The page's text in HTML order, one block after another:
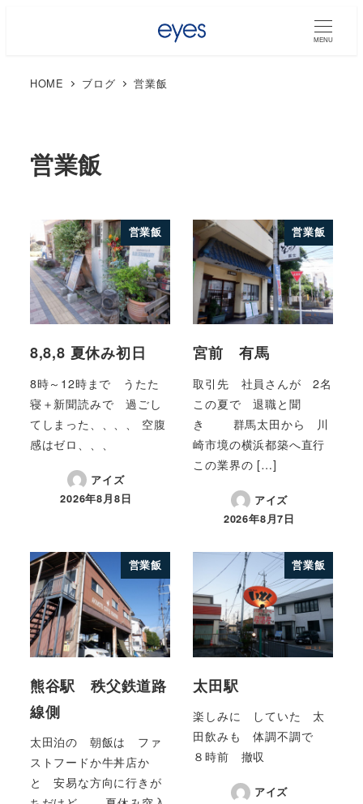
MENU
HOME ブログ 営業飯
営業飯
営業飯
8,8,8 夏休み初日
8時～12時まで うたた
寝＋新聞読みで 過ごし
てしまった、、、、 空腹
感はゼロ、、、
アイズ
2026年8月8日
営業飯
宮前 有馬
取引先 社員さんが 2名
この夏で 退職と聞
き 群馬太田から 川
崎市境の横浜都築へ直行
この業界の […]
アイズ
2026年8月7日
営業飯
熊谷駅 秩父鉄道路
線側
太田泊の 朝飯は ファ
ストフードか牛丼店か
と 安易な方向に行きが
営業飯
太田駅
楽しみに していた 太
田飲みも 体調不調で
８時前 撤収
アイズ